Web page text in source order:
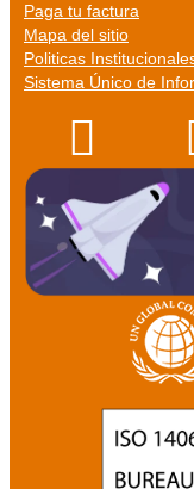
Paga tu factura
Mapa del sitio
Politicas
Sistema Único de